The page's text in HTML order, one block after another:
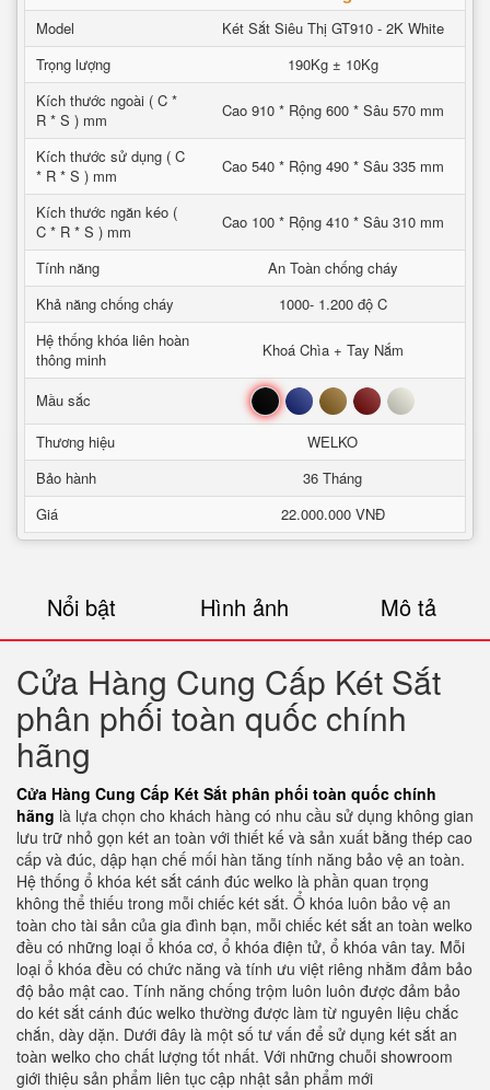
Model
Két Sắt Siêu Thị GT910 - 2K White
Trọng lượng
190Kg ± 10Kg
Kích thước ngoài ( C *
R * S ) mm
Cao 910 * Rộng 600 * Sâu 570 mm
Kích thước sử dụng ( C
* R * S ) mm
Cao 540 * Rộng 490 * Sâu 335 mm
Kích thước ngăn kéo (
C * R * S ) mm
Cao 100 * Rộng 410 * Sâu 310 mm
Tính năng
An Toàn chống cháy
Khả năng chống cháy
1000- 1.200 độ C
Hệ thống khóa liên hoàn
thông minh
Khoá Chìa + Tay Nắm
Mầu sắc Đen Xanh Nâu Đỏ Trắng
Thương hiệu
WELKO
Bảo hành
36 Tháng
Giá
22.000.000 VNĐ
Nổi bật Hình ảnh Mô tả
Cửa Hàng Cung Cấp Két Sắt
phân phối toàn quốc chính
hãng
Cửa Hàng Cung Cấp Két Sắt phân phối toàn quốc chính
hãng là lựa chọn cho khách hàng có nhu cầu sử dụng không gian
lưu trữ nhỏ gọn két an toàn với thiết kế và sản xuất bằng thép cao
cấp và đúc, dập hạn chế mối hàn tăng tính năng bảo vệ an toàn.
Hệ thống ổ khóa két sắt cánh đúc welko là phần quan trọng
không thể thiếu trong mỗi chiếc két sắt. Ổ khóa luôn bảo vệ an
toàn cho tài sản của gia đình bạn, mỗi chiếc két sắt an toàn welko
đều có những loại ổ khóa cơ, ổ khóa điện tử, ổ khóa vân tay. Mỗi
loại ổ khóa đều có chức năng và tính ưu việt riêng nhằm đảm bảo
độ bảo mật cao. Tính năng chống trộm luôn luôn được đảm bảo
do két sắt cánh đúc welko thường được làm từ nguyên liệu chắc
chắn, dày dặn. Dưới đây là một số tư vấn để sử dụng két sắt an
toàn welko cho chất lượng tốt nhất. Với những chuỗi showroom
giới thiệu sản phẩm liên tục cập nhật sản phẩm mới